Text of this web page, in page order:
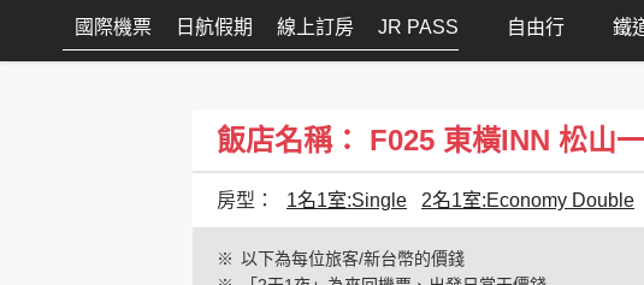
國際機票 日航假期 線上訂房 JR PASS 自由行 鐵
飯店名稱： F025 東橫INN 松
房型： 1名1室:Single 2名1室:Economy Double
※ 以下為每位旅客/新台幣的價錢